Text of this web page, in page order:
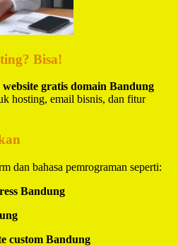
Bisa!
gratis domain Bandung
hosting, email bisnis, dan fitur
dan bahasa pemrograman seperti:
Bandung
custom Bandung